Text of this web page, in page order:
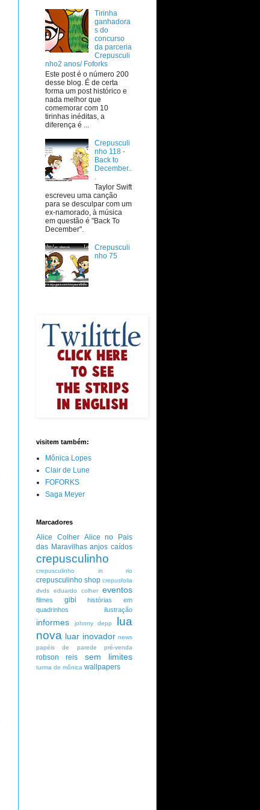
Tirinha
ganhadora
s do
concurso
da parceria
Crepusculi
nho2 anos/ Foforks
Este post é o número 200
desse blog. É de certa
forma um post histórico e
nada melhor que
comemorar com 10
tirinhas inéditas, a
diferença é ...
Crepusculi
nho 118 -
Back to
December..
.
Taylor Swift
escreveu uma canção
para se desculpar com um
ex-namorado, à música
em questão é "Back To
December".
Crepusculi
nho 75
visitem também:
Mônica Lopes
Clair de Lune
FOFORKS
Saga Meyer
Marcadores
Alice Colher Alice no Pais
das Maravilhas anjos caídos
crepusculinho
crepusculinho in rio
crepusculinho shop crepusfolia
dvds
eduardo colher eventos
filmes gibi
histórias em
quadrinhos
ilustração
informes johnny depp
lua
nova luar inovador news
papéis de parede
pré-venda
robson reis sem limites
turma de mônica wallpapers